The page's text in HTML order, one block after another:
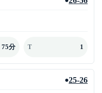
75分 T 1
●25-26